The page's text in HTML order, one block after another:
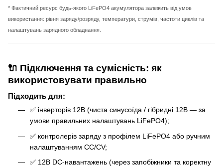
* Фактичний ресурс будь-якого LiFePO4 акумулятора залежить від умов
використання: рівня заряду/розряду, температури, струмів, частоти циклів та
налаштувань зарядного обладнання.
🔌 Підключення та сумісність: як
використовувати правильно
Підходить для:
✅ інверторів 12В (чиста синусоїда / гібридні 12В — за
умови правильних налаштувань LiFePO4);
✅ контролерів заряду з профілем LiFePO4 або ручним
налаштуванням CC/CV;
✅ 12В DC-навантажень (через запобіжники та коректну